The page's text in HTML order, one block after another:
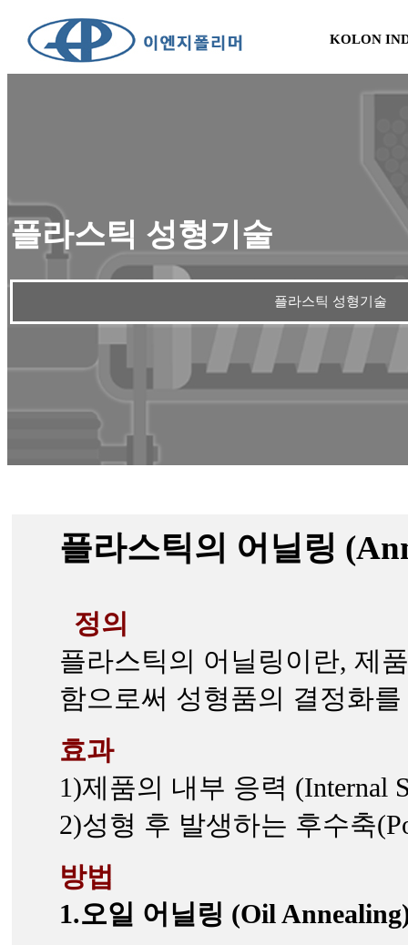
KOLON
플라스틱 성형기술
플라스틱 성형기술
플라스틱의 어닐링
정의
플라스틱의 어닐링이란, 제
함으로써 성형품의 결정화
효과
1)제품의 내부 응력 (Internal
2)성형 후 발생하는 후수축
방법
1.오일 어닐링 (Oil